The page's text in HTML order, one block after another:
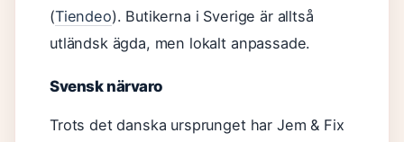
(Tiendeo). Butikerna i Sverige är alltså
utländsk ägda, men lokalt anpassade.
Svensk närvaro
Trots det danska ursprunget har Jem & Fix